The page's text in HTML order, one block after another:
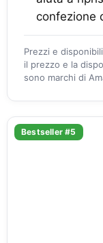
confezione
Prezzi e
il prezzo e la
sono marchi di
Bestseller #5